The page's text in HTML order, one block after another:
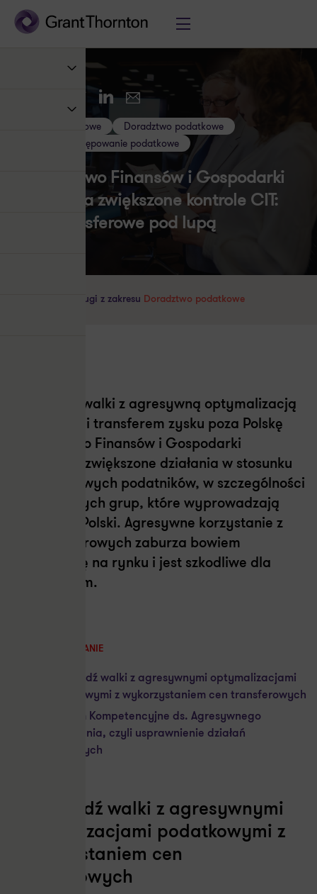
TwitterLinkedInE-mail
Ceny transferowe
Doradztwo podatkowe
Kontrola i postępowanie podatkowe
Ministerstwo Finansów i Gospodarki
zapowiada zwiększone kontrole CIT:
ceny transferowe pod lupą
Poznaj nasze usługi z zakresu Doradztwo podatkowe
W ramach walki z agresywną optymalizacją
podatkową i transferem zysku poza Polskę
Ministerstwo Finansów i Gospodarki
zapowiada zwiększone działania w stosunku
do nieuczciwych podatników, w szczególności
zagranicznych grup, które wyprowadzają
dochody z Polski. Agresywne korzystanie z
cen transferowych zaburza bowiem
konkurencję na rynku i jest szkodliwe dla
polskich firm.
PODSUMOWANIE
Zapowiedź walki z agresywnymi optymalizacjami
podatkowymi z wykorzystaniem cen transferowych
Centrum Kompetencyjne ds. Agresywnego
Planowania, czyli usprawnienie działań
kontrolnych
Zapowiedź walki z agresywnymi
optymalizacjami podatkowymi z
wykorzystaniem cen
transferowych